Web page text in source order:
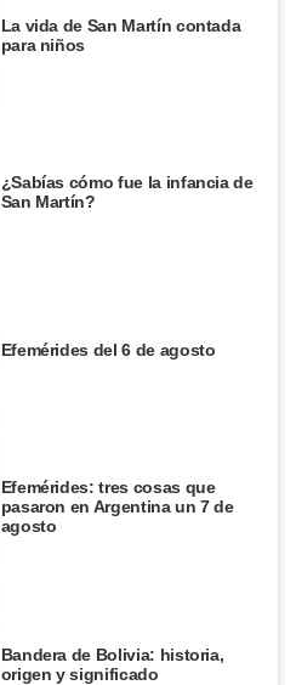
La vida de San Martín contada
para niños
¿Sabías cómo fue la infancia de
San Martín?
Efemérides del 6 de agosto
Efemérides: tres cosas que
pasaron en Argentina un 7 de
agosto
Bandera de Bolivia: historia,
origen y significado